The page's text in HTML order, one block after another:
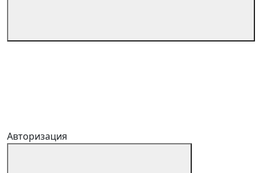
Авторизация